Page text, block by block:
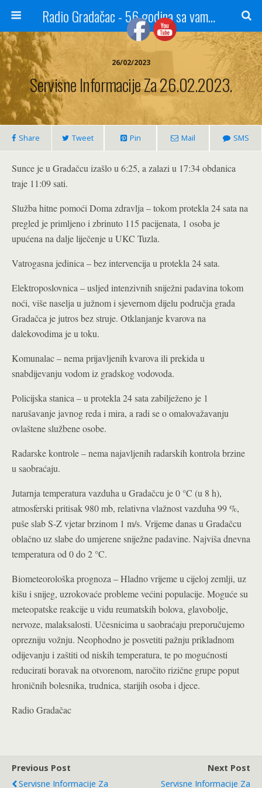
Radio Gradačac - 56 godina sa vama...
26/02/2023
Servisne Informacije Za 26.02.2023.
Share Tweet Pin Mail SMS
Sunce je u Gradačcu izašlo u 6:25, a zalazi u 17:34 obdanica
traje 11:09 sati.
Služba hitne pomoći Doma zdravlja – tokom protekla 24 sata na
pregled je primljeno i zbrinuto 115 pacijenata, 1 osoba je
upućena na dalje liječenje u UKC Tuzla.
Vatrogasna jedinica – bez intervencija u protekla 24 sata.
Elektroposlovnica – usljed intenzivnih sniježni padavina tokom
noći, više naselja u južnom i sjevernom dijelu područja grada
Gradačca je jutros bez struje. Otklanjanje kvarova na
dalekovodima je u toku.
Komunalac – nema prijavljenih kvarova ili prekida u
snabdijevanju vodom iz gradskog vodovoda.
Policijska stanica – u protekla 24 sata zabilježeno je 1
narušavanje javnog reda i mira, a radi se o omalovažavanju
ovlaštene službene osobe.
Radarske kontrole – nema najavljenih radarskih kontrola brzine
u saobraćaju.
Jutarnja temperatura vazduha u Gradačcu je 0 °C (u 8 h),
atmosferski pritisak 980 mb, relativna vlažnost vazduha 99 %,
puše slab S-Z vjetar brzinom 1 m/s. Vrijeme danas u Gradačcu
oblačno uz slabe do umjerene sniježne padavine. Najviša dnevna
temperatura od 0 do 2 °C.
Biometeorološka prognoza – Hladno vrijeme u cijeloj zemlji, uz
kišu i snijeg, uzrokovaće probleme većini populacije. Moguće su
meteopatske reakcije u vidu reumatskih bolova, glavobolje,
nervoze, malaksalosti. Učesnicima u saobraćaju preporučujemo
oprezniju vožnju. Neophodno je posvetiti pažnju prikladnom
odijevanju i zaštiti od niskih temperatura, te po mogućnosti
reducirati boravak na otvorenom, naročito rizične grupe poput
hroničnih bolesnika, trudnica, starijih osoba i djece.
Radio Gradačac
Previous Post
Servisne Informacije Za
Next Post
Servisne Informacije Za